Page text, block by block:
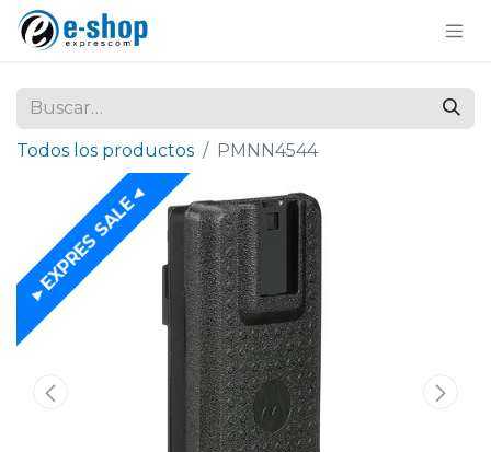
Todos los productos PMNN4544
►EXPRES SALE◄